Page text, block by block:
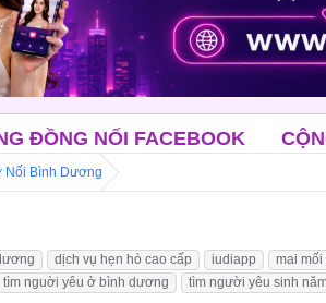
CỘNG ĐỒNG NỐI ZALO
Nối Bình Dương
dịch vụ hẹn hò cao cấp iudiapp mai
tìm nguời yêu ở bình dương
tìm người yêu sinh